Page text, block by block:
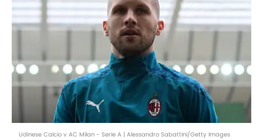
Udinese Calcio v AC Milan - Serie A | Alessandro Sabattini/Getty Images